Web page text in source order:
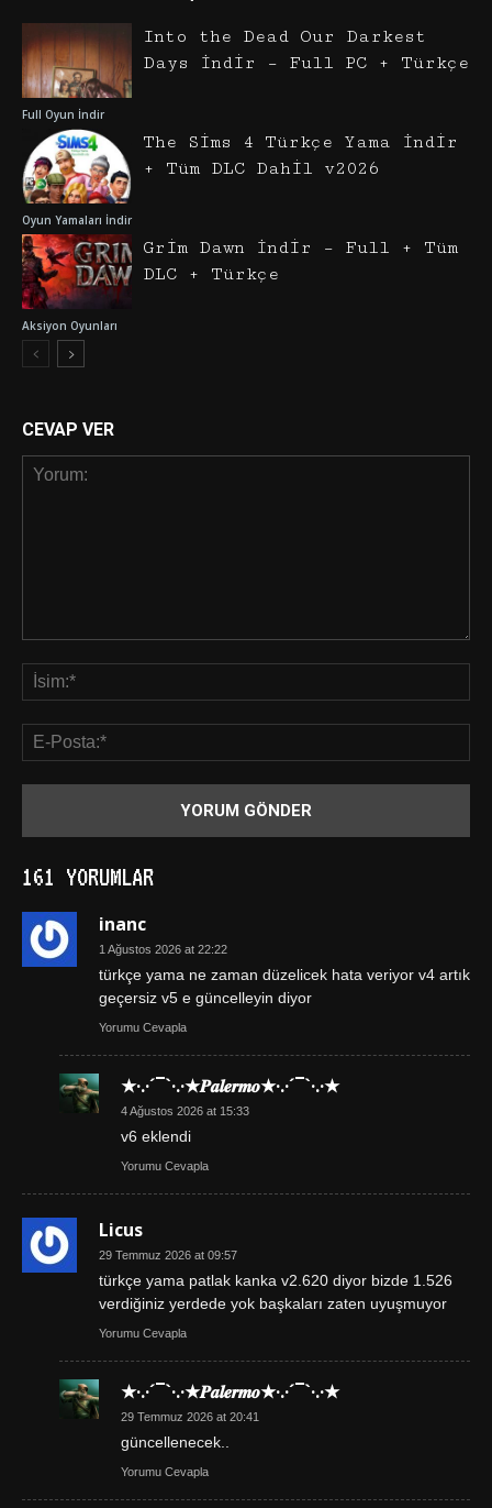
Full Oyun İndir
Into the Dead Our Darkest
Days İndir – Full PC + Türkçe
Oyun Yamaları İndir
The Sims 4 Türkçe Yama İndir
+ Tüm DLC Dahil v2026
Aksiyon Oyunları
Grim Dawn İndir – Full + Tüm
DLC + Türkçe
CEVAP VER
161 YORUMLAR
inanc
1 Ağustos 2026 at 22:22
türkçe yama ne zaman düzelicek hata veriyor v4 artık
geçersiz v5 e güncelleyin diyor
Yorumu Cevapla
★·.·´¯`·.·★𝑷𝒂𝒍𝒆𝒓𝒎𝒐★·.·´¯`·.·★
4 Ağustos 2026 at 15:33
v6 eklendi
Yorumu Cevapla
Licus
29 Temmuz 2026 at 09:57
türkçe yama patlak kanka v2.620 diyor bizde 1.526
verdiğiniz yerdede yok başkaları zaten uyuşmuyor
Yorumu Cevapla
★·.·´¯`·.·★𝑷𝒂𝒍𝒆𝒓𝒎𝒐★·.·´¯`·.·★
29 Temmuz 2026 at 20:41
güncellenecek..
Yorumu Cevapla